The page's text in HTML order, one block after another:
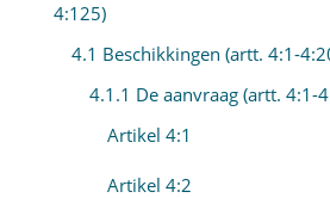
4:125)
4.1 Beschikkingen (artt. 4:1-
4.1.1 De aanvraag (artt. 4:1-
Artikel 4:1
Artikel 4:2